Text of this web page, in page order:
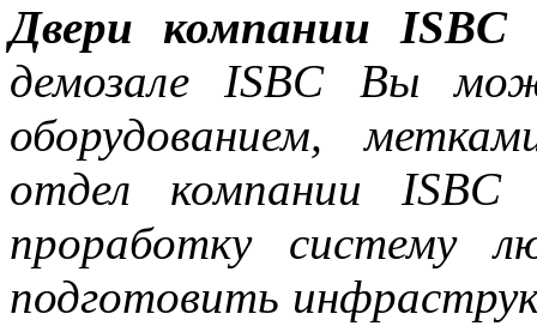
Двери компании ISBC
демозале ISBC Вы
оборудованием,
отдел компании ISBC
проработку систему
подготовить